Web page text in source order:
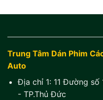
Trung Tâm Dán Phim
Auto
Địa chỉ 1: 11 Đường số
- TP.Thủ Đức